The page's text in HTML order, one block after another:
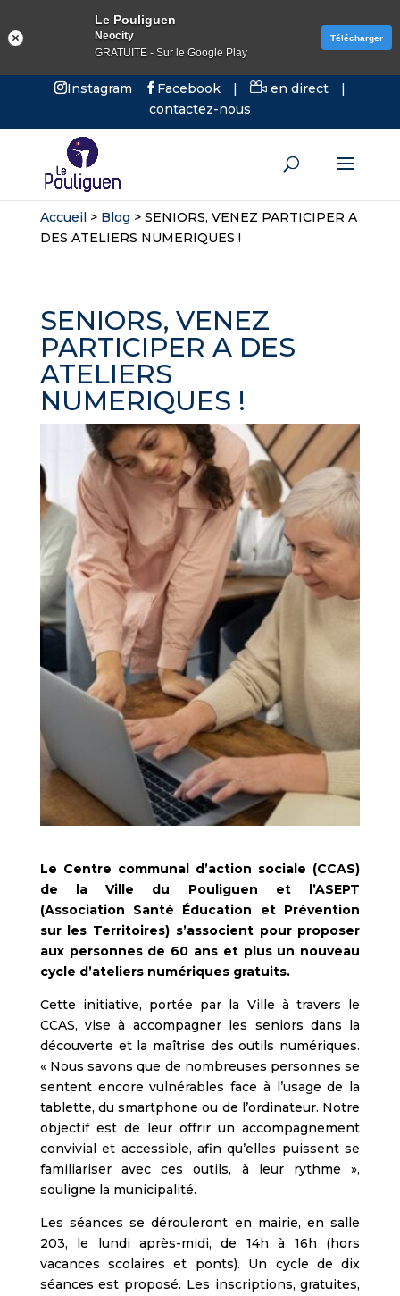
Instagram Facebook | en direct
|
contactez-nous
Accueil> Blog > SENIORS, VENEZ PARTICIPER A
DES ATELIERS NUMERIQUES !
SENIORS, VENEZ
PARTICIPER A DES
ATELIERS
NUMERIQUES !
Le Centre communal d’action sociale (CCAS)
de la Ville du Pouliguen et l’ASEPT
(Association Santé Éducation et Prévention
sur les Territoires) s’associent pour proposer
aux personnes de 60 ans et plus un nouveau
cycle d’ateliers numériques gratuits.
Cette initiative, portée par la Ville à travers le
CCAS, vise à accompagner les seniors dans la
découverte et la maîtrise des outils numériques.
« Nous savons que de nombreuses personnes se
sentent encore vulnérables face à l’usage de la
tablette, du smartphone ou de l’ordinateur. Notre
objectif est de leur offrir un accompagnement
convivial et accessible, afin qu’elles puissent se
familiariser avec ces outils, à leur rythme »,
souligne la municipalité.
Les séances se dérouleront en mairie, en salle
203, le lundi après-midi, de 14h à 16h (hors
vacances scolaires et ponts). Un cycle de dix
séances est proposé. Les inscriptions, gratuites,
Le Pouliguen
Neocity
GRATUITE - Sur le Google Play
Télécharger